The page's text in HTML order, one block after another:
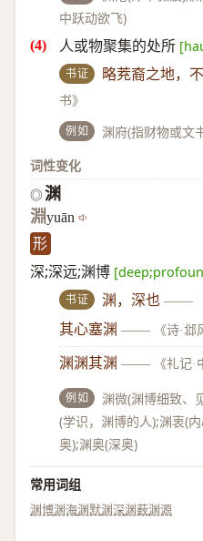
中跃动欲飞)
人或物聚集的处所
书证 略茺裔之地，
书》
例如
渊府(指财物或文
词性变化
◎ 渊
淵yuān
形
深;深远;渊博
书证 渊，深也 ——
其心塞渊 —— 《诗·邶
渊渊其渊 —— 《礼记·
例如
渊微(渊博细致、
(学识，渊博的人);渊衷(
奥);渊奥(深奥)
常用词组
渊博渊海渊默渊深渊薮渊源